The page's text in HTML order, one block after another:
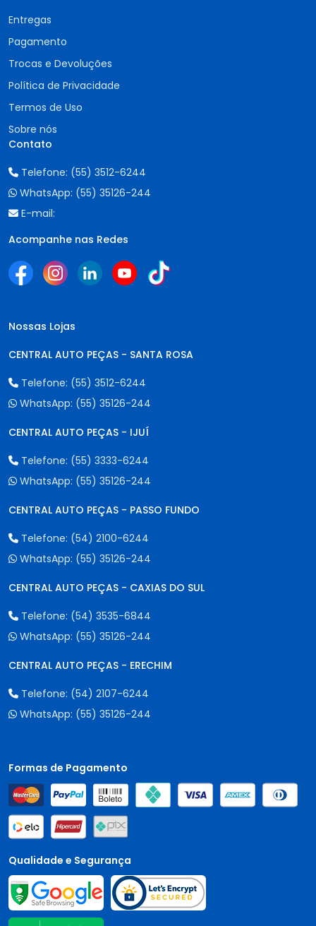
Entregas
Pagamento
Trocas e Devoluções
Política de Privacidade
Termos de Uso
Sobre nós
Contato
Telefone: (55) 3512-6244
WhatsApp: (55) 35126-244
E-mail:
Acompanhe nas Redes
Nossas Lojas
CENTRAL AUTO PEÇAS - SANTA ROSA
Telefone: (55) 3512-6244
WhatsApp: (55) 35126-244
CENTRAL AUTO PEÇAS - IJUÍ
Telefone: (55) 3333-6244
WhatsApp: (55) 35126-244
CENTRAL AUTO PEÇAS - PASSO FUNDO
Telefone: (54) 2100-6244
WhatsApp: (55) 35126-244
CENTRAL AUTO PEÇAS - CAXIAS DO SUL
Telefone: (54) 3535-6844
WhatsApp: (55) 35126-244
CENTRAL AUTO PEÇAS - ERECHIM
Telefone: (54) 2107-6244
WhatsApp: (55) 35126-244
Formas de Pagamento
Qualidade e Segurança